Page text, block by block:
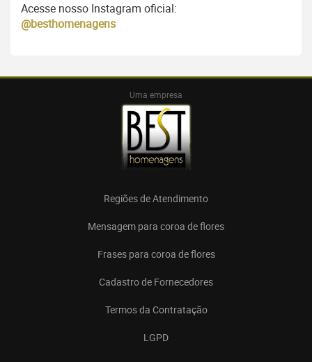
Acesse nosso Instagram oficial:
@besthomenagens
Uma empresa
Regiões de Atendimento
Mensagem para coroa de flores
Frases para coroa de flores
Cadastro de Fornecedores
Termos da Contratação
LGPD